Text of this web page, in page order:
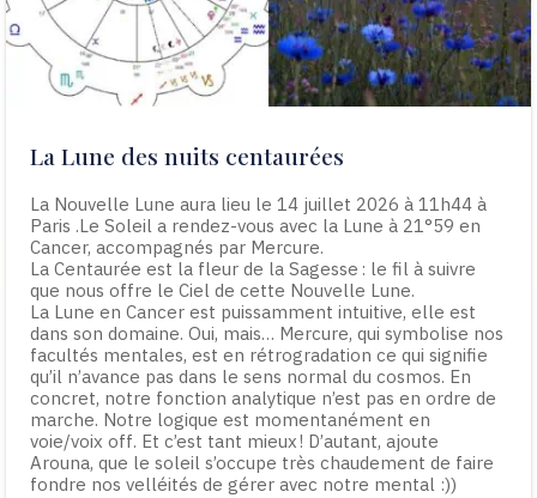
La Lune des nuits centaurées
La Nouvelle Lune aura lieu le 14 juillet 2026 à 11h44 à
Paris .Le Soleil a rendez-vous avec la Lune à 21°59 en
Cancer, accompagnés par Mercure.
La Centaurée est la fleur de la Sagesse : le fil à suivre
que nous offre le Ciel de cette Nouvelle Lune.
La Lune en Cancer est puissamment intuitive, elle est
dans son domaine. Oui, mais… Mercure, qui symbolise nos
facultés mentales, est en rétrogradation ce qui signifie
qu’il n’avance pas dans le sens normal du cosmos. En
concret, notre fonction analytique n’est pas en ordre de
marche. Notre logique est momentanément en
voie/voix off. Et c’est tant mieux ! D’autant, ajoute
Arouna, que le soleil s’occupe très chaudement de faire
fondre nos velléités de gérer avec notre mental :))